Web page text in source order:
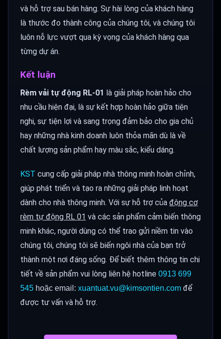
và hỗ trợ sau bán hàng. Sự hài lòng của khách hàng
là thước đo thành công của chúng tôi, và chúng tôi
luôn nỗ lực vượt qua kỳ vọng của khách hàng qua
từng dự án.
Kết luận
Rèm vải tự động RL-01 là giải pháp hoàn hảo cho
nhu cầu hiện đại, là sự kết hợp hoàn hảo giữa tiện
nghi, sự tiện lợi và sang trọng đảm bảo cho gia chủ
hay những nhà kinh doanh luôn thỏa mãn dù là về
chất lượng sản phẩm hay màu sắc, kiểu dáng.
KST cung cấp giải pháp nhà thông minh hoàn chỉnh,
giúp phát triển và tạo ra những giải pháp linh hoạt
dành cho nhà thông minh. Với sự hỗ trợ của động cơ
rèm tự động RL 01 và các sản phẩm cảm biến thông
minh khác, người dùng có thể trao gửi niềm tin vào
chúng tôi, chúng tôi sẽ biến ngôi nhà của bạn trở
thành một nơi đáng sống. Để biết thêm thông tin chi
tiết về sản phẩm vui lòng liên hệ hotline 0913 699
545 hoặc email: xuantuat.vu@kimsontien.com để
được tư vấn và hỗ trợ.